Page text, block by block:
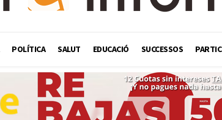
POLÍTICA SALUT EDUCACIÓ SUCCESSOS